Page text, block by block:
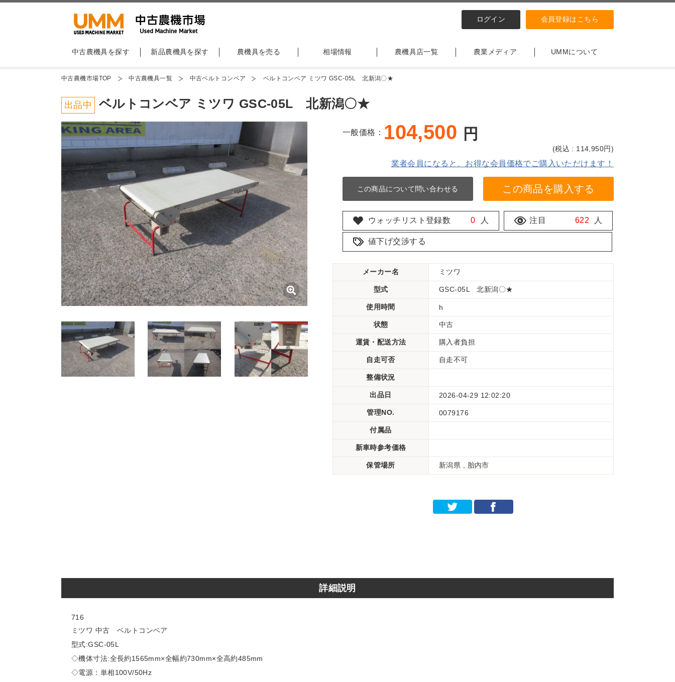
ログイン 会員登録はこちら
中古農機具を探す 新品農機具を探す 農機具を売る 相場情報 農機具店一覧 農業メディア UMMについて
中古農機市場TOP 中古農機具一覧 中古ベルトコンベア ベルトコンベア ミツワ GSC-05L 北新潟〇★
出品中 ベルトコンベア ミツワ GSC-05L 北新潟〇★
一般価格： 104,500 円
(税込 : 114,950円)
業者会員になると、お得な会員価格でご購入いただけます！
この商品について問い合わせる この商品を購入する
ウォッチリスト登録数 0 人 注目 622 人
値下げ交渉する
メーカー名 ミツワ
型式 GSC-05L 北新潟〇★
使用時間 h
状態 中古
運賃・配送方法 購入者負担
自走可否 自走不可
整備状況
出品日 2026-04-29 12:02:20
管理NO. 0079176
付属品
新車時参考価格
保管場所 新潟県 , 胎内市
詳細説明
716
ミツワ 中古 ベルトコンベア
型式:GSC-05L
◇機体寸法:全長約1565mm×全幅約730mm×全高約485mm
◇電源：単相100V/50Hz